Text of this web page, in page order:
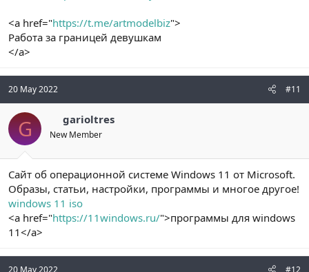
<a href="https://t.me/artmodelbiz">
Работа за границей девушкам
</a>
20 May 2022 #11
G garioltres
New Member
Сайт об операционной системе Windows 11 от Microsoft.
Образы, статьи, настройки, программы и многое другое!
windows 11 iso
<a href="https://11windows.ru/">программы для windows
11</a>